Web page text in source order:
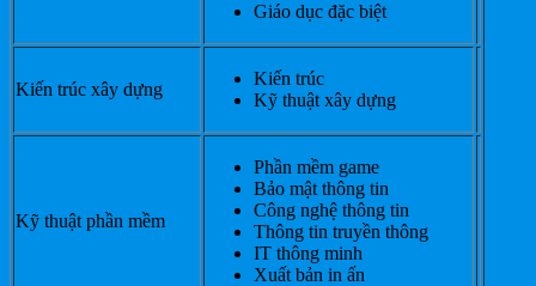
Giáo dục đặc biệt
Kiến trúc xây dựng
Kiến trúc
Kỹ thuật xây dựng
Kỹ thuật phần mềm
Phần mềm game
Bảo mật thông tin
Công nghệ thông tin
Thông tin truyền thông
IT thông minh
Xuất bản in ấn